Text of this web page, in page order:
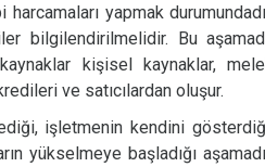
yapmak
bilgilendirilmelidir. Bu
kişisel kaynaklar,
ve satıcılardan oluşur.
işletmenin kendini
yükselmeye başladığı